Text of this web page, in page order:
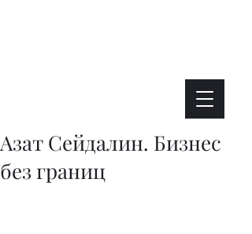
Азат Сейдалин. Бизнес
без границ